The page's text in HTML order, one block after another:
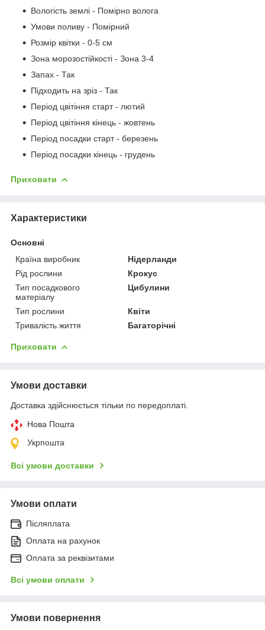
Вологість землі - Помірно волога
Умови поливу - Помірний
Розмір квітки - 0-5 см
Зона морозостійкості - Зона 3-4
Запах - Так
Підходить на зріз - Так
Період цвітіння старт - лютий
Період цвітіння кінець - жовтень
Період посадки старт - березень
Період посадки кінець - грудень
Приховати
Характеристики
Основні
Країна виробник
Нідерланди
Рід рослини
Крокус
Тип посадкового
матеріалу
Цибулини
Тип рослини
Квіти
Тривалість життя
Багаторічні
Приховати
Умови доставки
Доставка здійснюється тільки по передоплаті.
Нова Пошта
Укрпошта
Всі умови доставки
Умови оплати
Післяплата
Оплата на рахунок
Оплата за реквізитами
Всі умови оплати
Умови повернення